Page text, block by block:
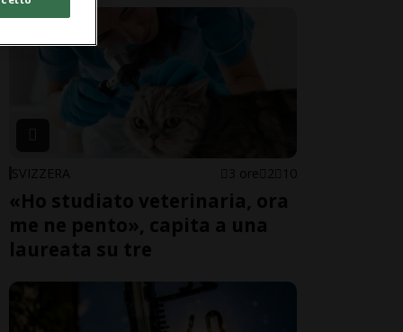
SVIZZERA 3 ore 2 10
«Ho studiato veterinaria, ora
me ne pento», capita a una
laureata su tre